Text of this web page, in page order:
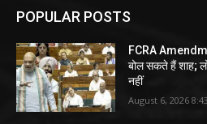
POPULAR POSTS
FCRA
बोल सकते हैं शाह;
नहीं
August 6, 2026